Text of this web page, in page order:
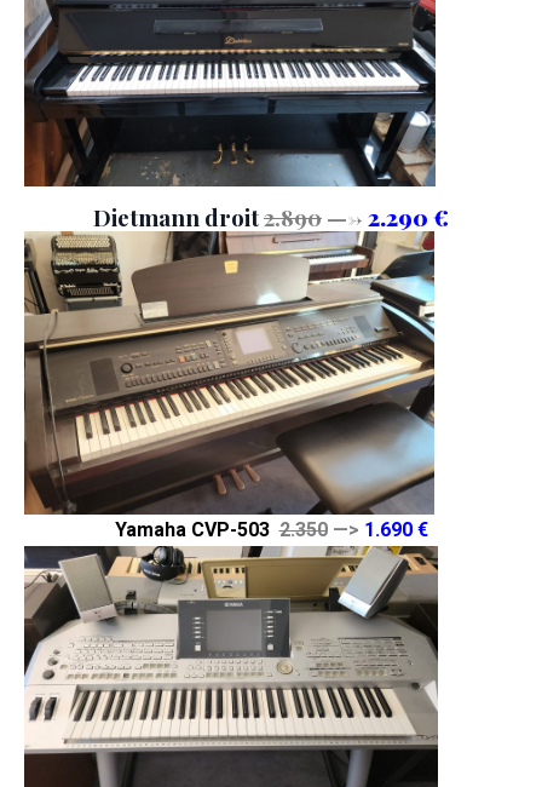
Dietmann droit2.890 —-> 2.290 €
Yamaha CVP-5032.350—> 1.690 €